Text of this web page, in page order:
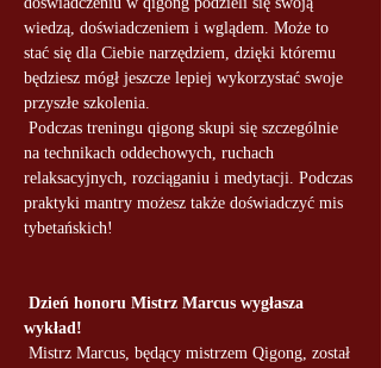
wiedzą, doświadczeniem i wglądem. Może to
stać się dla Ciebie narzędziem, dzięki któremu
będziesz mógł jeszcze lepiej wykorzystać swoje
przyszłe szkolenia.
na technikach oddechowych, ruchach
relaksacyjnych, rozciąganiu i medytacji. Podczas
praktyki mantry możesz także doświadczyć mis
tybetańskich!
Dzień honoru Mistrz Marcus wygłasza
wykład!